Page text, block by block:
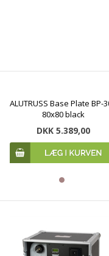
ALUTRUSS Base Plate BP-
80x80 black
DKK 5.389,00